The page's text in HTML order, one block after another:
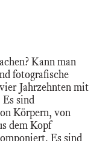
Kann man
fotografische
Jahrzehnten mit
sind
Körpern, von
dem Kopf
Es sind